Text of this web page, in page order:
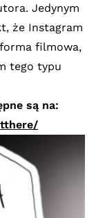
Jedynym
że Instagram
filmowa,
tego typu
są na: